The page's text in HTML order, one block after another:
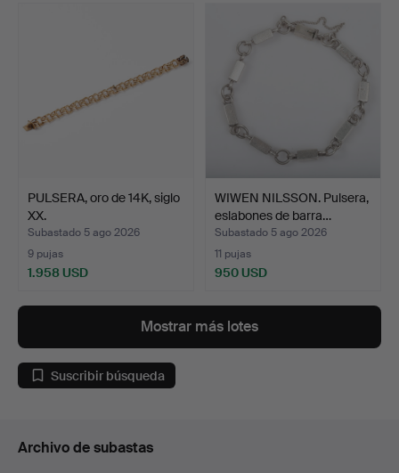
PULSERA, oro de 14K, siglo
XX.
Subastado 5 ago 2026
9 pujas
1.958 USD
WIWEN NILSSON. Pulsera,
eslabones de barra…
Subastado 5 ago 2026
11 pujas
950 USD
Mostrar más lotes
Suscribir búsqueda
Archivo de subastas